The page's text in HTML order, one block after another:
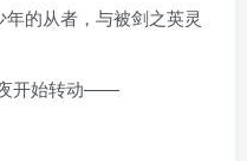
的从者，与被剑之英灵
开始转动——